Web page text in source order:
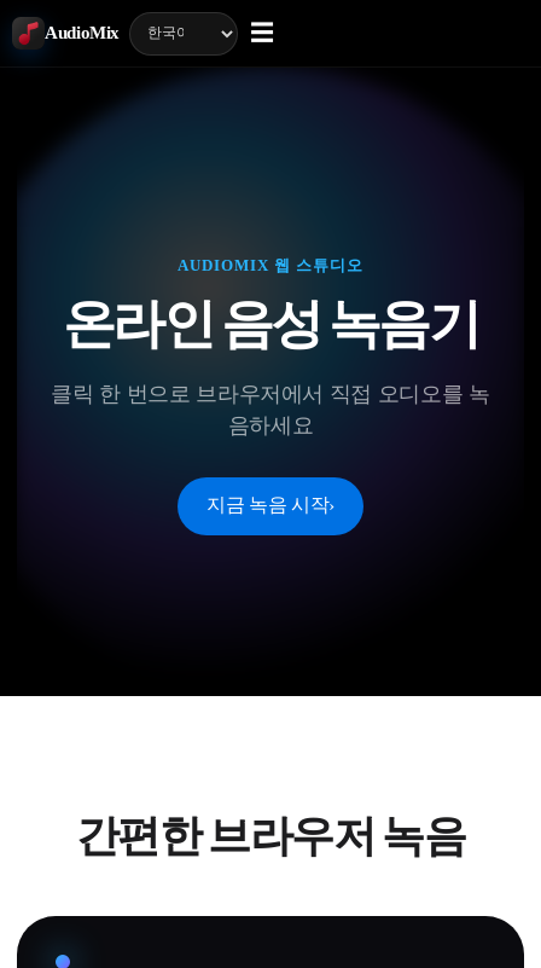
AudioMix ☰
AUDIOMIX 웹 스튜디오
온라인 음성 녹음기
클릭 한 번으로 브라우저에서 직접 오디오를 녹
음하세요
지금 녹음 시작›
간편한 브라우저 녹음